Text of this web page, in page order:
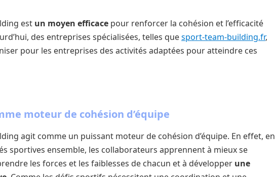
est un moyen efficace pour renforcer la cohésion et l’efficacité
des entreprises spécialisées, telles quesport-team-building.fr,
pour les entreprises des activités adaptées pour atteindre ces
moteur de cohésion d’équipe
agit comme un puissant moteur de cohésion d’équipe. En effet, en
sportives ensemble, les collaborateurs apprennent à mieux se
les forces et les faiblesses de chacun et à développer une